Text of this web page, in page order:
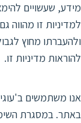
מידע, שעשויים
למדיניות זו
ולהעברתו מחוץ
להוראות מדיניות זו.
אנו משתמשים
באתר. במסגרת